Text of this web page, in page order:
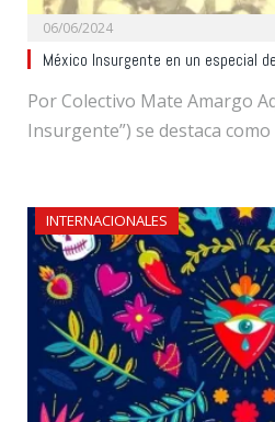
06/06/2024
México Insurgente en un especial
Por Colectivo Mate Amargo
Insurgente”) se destaca
INTERNACIONALES